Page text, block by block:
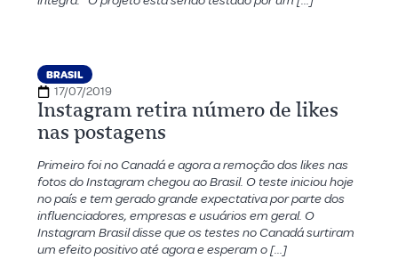
BRASIL
17/07/2019
Instagram retira número de likes
nas postagens
Primeiro foi no Canadá e agora a remoção dos likes nas
fotos do Instagram chegou ao Brasil. O teste iniciou hoje
no país e tem gerado grande expectativa por parte dos
influenciadores, empresas e usuários em geral. O
Instagram Brasil disse que os testes no Canadá surtiram
um efeito positivo até agora e esperam o […]